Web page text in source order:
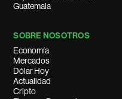
Guatemala
SOBRE NOSOTROS
Economía
Mercados
Dólar Hoy
Actualidad
Cripto